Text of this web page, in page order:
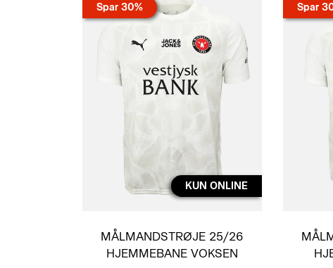
KUN ONLINE
Spar 30%
MÅLMANDSTRØJE 25/26
HJEMMEBANE VOKSEN
Spar